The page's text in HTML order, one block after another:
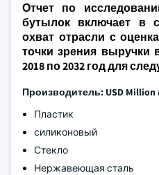
Отчет по
бутылок включает в
охват отрасли с
точки зрения
2018 по 2032 год для
Производитель: USD Million
Пластик
силиконовый
Стекло
Нержавеющая сталь